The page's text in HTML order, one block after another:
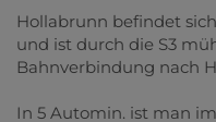
Hollabrunn befindet
und ist durch die S3
Bahnverbindung nach
In 5 Automin. ist man